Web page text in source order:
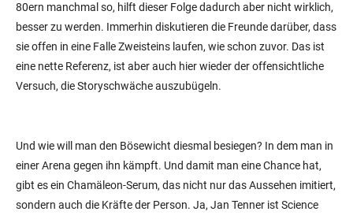
80ern manchmal so, hilft dieser Folge dadurch aber nicht wirklich,
besser zu werden. Immerhin diskutieren die Freunde darüber, dass
sie offen in eine Falle Zweisteins laufen, wie schon zuvor. Das ist
eine nette Referenz, ist aber auch hier wieder der offensichtliche
Versuch, die Storyschwäche auszubügeln.
Und wie will man den Bösewicht diesmal besiegen? In dem man in
einer Arena gegen ihn kämpft. Und damit man eine Chance hat,
gibt es ein Chamäleon-Serum, das nicht nur das Aussehen imitiert,
sondern auch die Kräfte der Person. Ja, Jan Tenner ist Science